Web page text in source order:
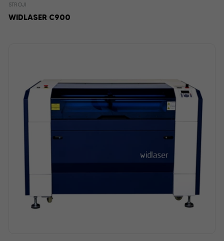
STROJI
WIDLASER C900